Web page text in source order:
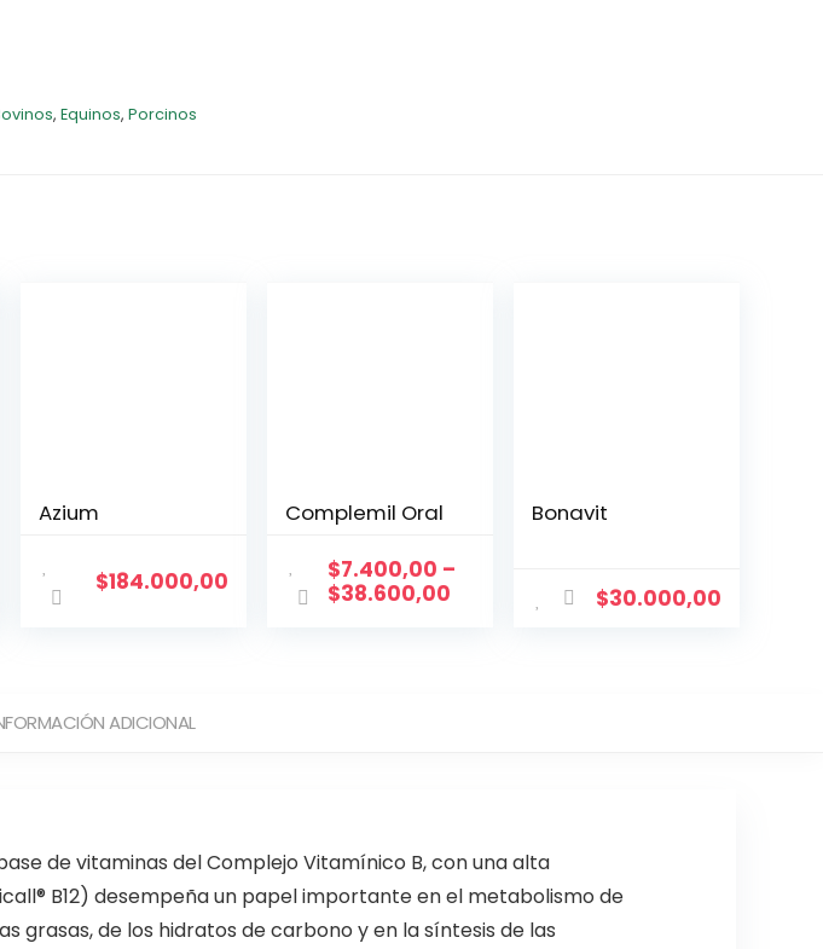
,Equinos,Porcinos
Azium
$184.000,00
Complemil Oral
$7.400,00 –
$38.600,00
Bonavit
$30.000,00
ADICIONAL
de vitaminas del Complejo Vitamínico B, con una alta
B12) desempeña un papel importante en el metabolismo de
grasas, de los hidratos de carbono y en la síntesis de las